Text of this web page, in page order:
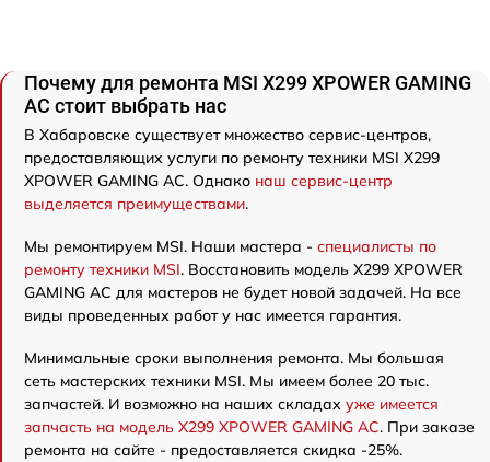
Почему для ремонта MSI X299 XPOWER GAMING
AC стоит выбрать нас
В Хабаровске существует множество сервис-центров,
предоставляющих услуги по ремонту техники MSI X299
XPOWER GAMING AC. Однако наш сервис-центр
выделяется преимуществами.
Мы ремонтируем MSI. Наши мастера - специалисты по
ремонту техники MSI. Восстановить модель X299 XPOWER
GAMING AC для мастеров не будет новой задачей. На все
виды проведенных работ у нас имеется гарантия.
Минимальные сроки выполнения ремонта. Мы большая
сеть мастерских техники MSI. Мы имеем более 20 тыс.
запчастей. И возможно на наших складах уже имеется
запчасть на модель X299 XPOWER GAMING AC. При заказе
ремонта на сайте - предоставляется скидка -25%.